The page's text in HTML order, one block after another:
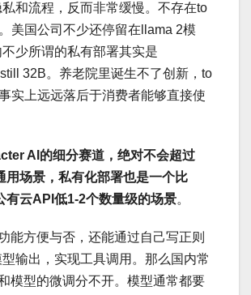
和流程，反而非常缓慢。不存在to
美国公司不少还停留在llama 2模
少所谓的私有部署其实是
32B。养老院里诞生不了创新，to
实上远远落后于消费者能够直接使
AI的细分赛道，绝对不会超过
用场景，私有化部署也是一个比
有云API低1-2个数量级的场景。
能方便与否，还能通过自己写正则
输出，实现工具调用。那么国内常
模型的微调分不开。模型通常都要